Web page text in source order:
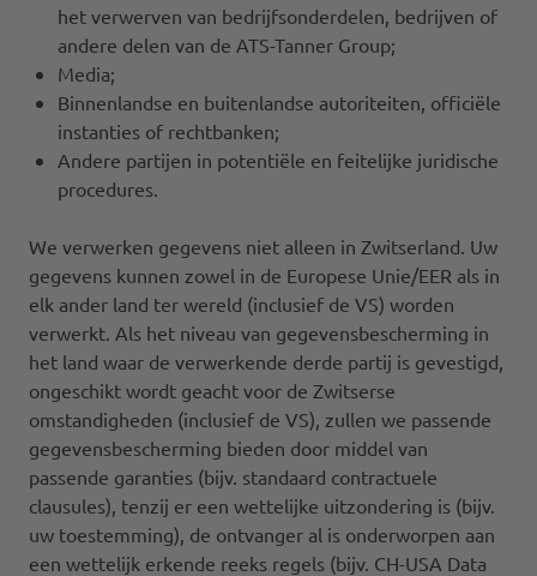
het verwerven van bedrijfsonderdelen, bedrijven of
andere delen van de ATS-Tanner Group;
Media;
Binnenlandse en buitenlandse autoriteiten, officiële
instanties of rechtbanken;
Andere partijen in potentiële en feitelijke juridische
procedures.
We verwerken gegevens niet alleen in Zwitserland. Uw
gegevens kunnen zowel in de Europese Unie/EER als in
elk ander land ter wereld (inclusief de VS) worden
verwerkt. Als het niveau van gegevensbescherming in
het land waar de verwerkende derde partij is gevestigd,
ongeschikt wordt geacht voor de Zwitserse
omstandigheden (inclusief de VS), zullen we passende
gegevensbescherming bieden door middel van
passende garanties (bijv. standaard contractuele
clausules), tenzij er een wettelijke uitzondering is (bijv.
uw toestemming), de ontvanger al is onderworpen aan
een wettelijk erkende reeks regels (bijv. CH-USA Data